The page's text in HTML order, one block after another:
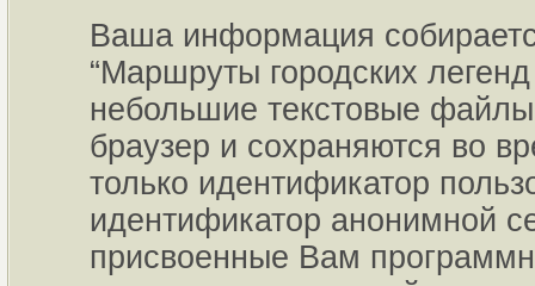
Ваша информация
“Маршруты городских
небольшие текстовые
браузер и сохраняются во
только идентификатор
идентификатор анонимной
присвоенные Вам